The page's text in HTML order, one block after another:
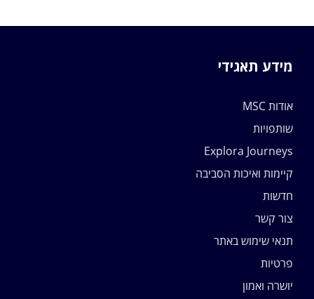
מידע תאגידי
אודות MSC
שותפויות
Explora Journeys
קיימות ואיכות הסביבה
חדשות
צור קשר
תנאי שימוש באתר
פרטיות
יושרה ואמון